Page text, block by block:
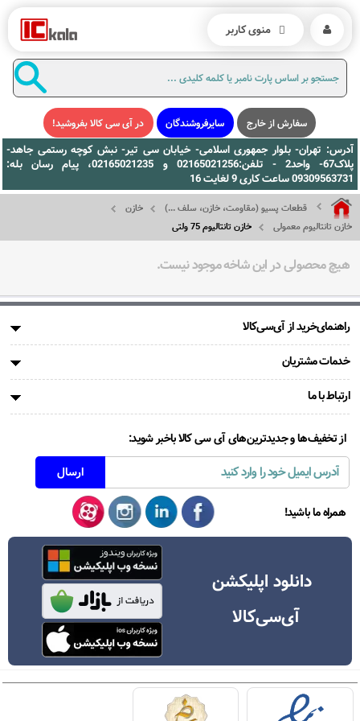
سفارش از خارج سایرفروشندگان در آی سی کالا بفروشید!
آدرس: تهران- بلوار جمهوری اسلامی- خیابان سی تیر- نبش کوچه رستمی جاهد-
پلاک67- واحد2 - تلفن:02165021256 و 02165021235، پیام رسان بله:
09309563731 ساعت کاری 9 لغایت 16
قطعات پسیو (مقاومت، خازن، سلف ...)
خازن
خازن تانتالیوم معمولی
خازن تانتالیوم 75 ولتی
هیچ محصولی در این شاخه موجود نیست.
راهنمای‌خرید از آی‌سی‌کالا
خدمات مشتریان
ارتباط با ما
از تخفیف‌ها و جدیدترین‌های آی سی کالا باخبر شوید:
همراه ما باشید!
دانلود اپلیکشن
آی‌سی‌کالا
منوی کاربر